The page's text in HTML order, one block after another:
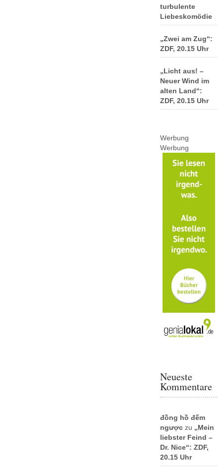
turbulente
Liebeskomödie
„Zwei am Zug“:
ZDF, 20.15 Uhr
„Licht aus! –
Neuer Wind im
alten Land“:
ZDF, 20.15 Uhr
Werbung
Werbung
Neueste
Kommentare
đồng hồ đếm
ngượczu „Mein
liebster Feind –
Dr. Nice“: ZDF,
20.15 Uhr